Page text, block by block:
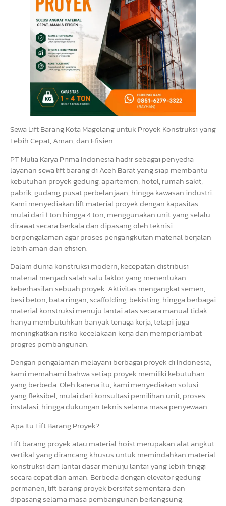
Sewa Lift Barang Kota Magelang untuk Proyek Konstruksi yang
Lebih Cepat, Aman, dan Efisien
PT Mulia Karya Prima Indonesia hadir sebagai penyedia
layanan sewa lift barang di Aceh Barat yang siap membantu
kebutuhan proyek gedung, apartemen, hotel, rumah sakit,
pabrik, gudang, pusat perbelanjaan, hingga kawasan industri.
Kami menyediakan lift material proyek dengan kapasitas
mulai dari 1 ton hingga 4 ton, menggunakan unit yang selalu
dirawat secara berkala dan dipasang oleh teknisi
berpengalaman agar proses pengangkutan material berjalan
lebih aman dan efisien.
Dalam dunia konstruksi modern, kecepatan distribusi
material menjadi salah satu faktor yang menentukan
keberhasilan sebuah proyek. Aktivitas mengangkat semen,
besi beton, bata ringan, scaffolding, bekisting, hingga berbagai
material konstruksi menuju lantai atas secara manual tidak
hanya membutuhkan banyak tenaga kerja, tetapi juga
meningkatkan risiko kecelakaan kerja dan memperlambat
progres pembangunan.
Dengan pengalaman melayani berbagai proyek di Indonesia,
kami memahami bahwa setiap proyek memiliki kebutuhan
yang berbeda. Oleh karena itu, kami menyediakan solusi
yang fleksibel, mulai dari konsultasi pemilihan unit, proses
instalasi, hingga dukungan teknis selama masa penyewaan.
Apa Itu Lift Barang Proyek?
Lift barang proyek atau material hoist merupakan alat angkut
vertikal yang dirancang khusus untuk memindahkan material
konstruksi dari lantai dasar menuju lantai yang lebih tinggi
secara cepat dan aman. Berbeda dengan elevator gedung
permanen, lift barang proyek bersifat sementara dan
dipasang selama masa pembangunan berlangsung.